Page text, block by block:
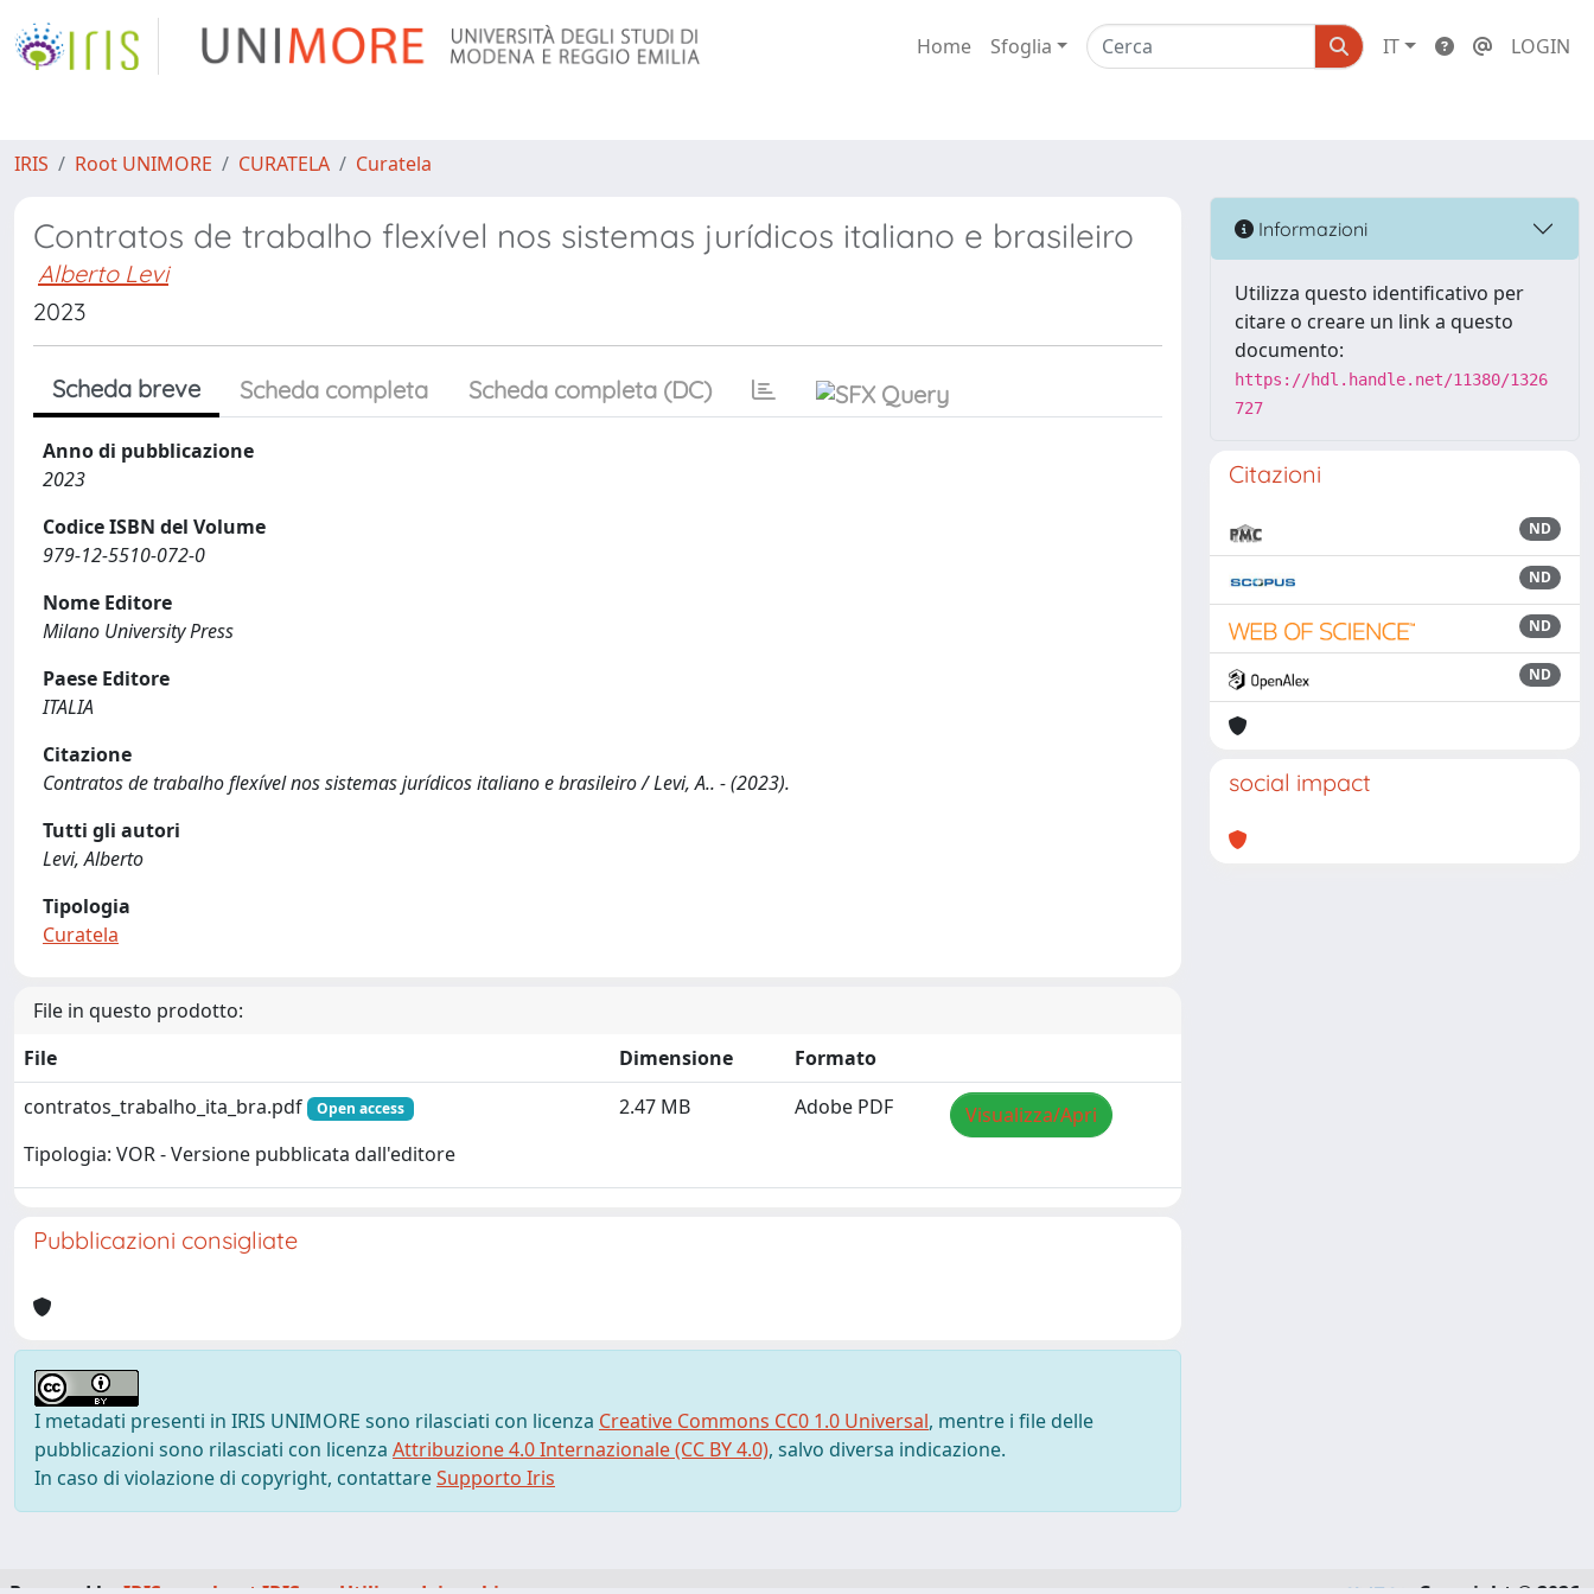
Home Sfoglia IT LOGIN
IRIS Root UNIMORE CURATELA Curatela
Contratos de trabalho flexível nos sistemas jurídicos italiano e brasileiro
Alberto Levi
2023
Scheda breve Scheda completa Scheda completa (DC)
Anno di pubblicazione
2023
Codice ISBN del Volume
979-12-5510-072-0
Nome Editore
Milano University Press
Paese Editore
ITALIA
Citazione
Contratos de trabalho flexível nos sistemas jurídicos italiano e brasileiro / Levi, A.. - (2023).
Tutti gli autori
Levi, Alberto
Tipologia
Curatela
File in questo prodotto:
File
Dimensione
Formato
contratos_trabalho_ita_bra.pdf
Open access
Tipologia: VOR - Versione pubblicata dall'editore
2.47 MB Adobe PDF Visualizza/Apri
Pubblicazioni consigliate
I metadati presenti in IRIS UNIMORE sono rilasciati con licenza Creative Commons CC0 1.0 Universal, mentre i file delle
pubblicazioni sono rilasciati con licenza Attribuzione 4.0 Internazionale (CC BY 4.0), salvo diversa indicazione.
In caso di violazione di copyright, contattareSupporto Iris
Informazioni
Utilizza questo identificativo per
citare o creare un link a questo
documento:
https://hdl.handle.net/11380/1326
727
Citazioni
ND
ND
ND
ND
social impact